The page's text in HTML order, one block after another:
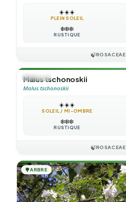
☀️☀️☀️
PLEIN SOLEIL
❄️❄️❄️
RUSTIQUE
🍃ROSACEAE
🌳ARBRE
Malus tschonoskii
Malus tschonoskii
☀️☀️☀️
SOLEIL / MI-OMBRE
❄️❄️❄️
RUSTIQUE
🍃ROSACEAE
🌳ARBRE